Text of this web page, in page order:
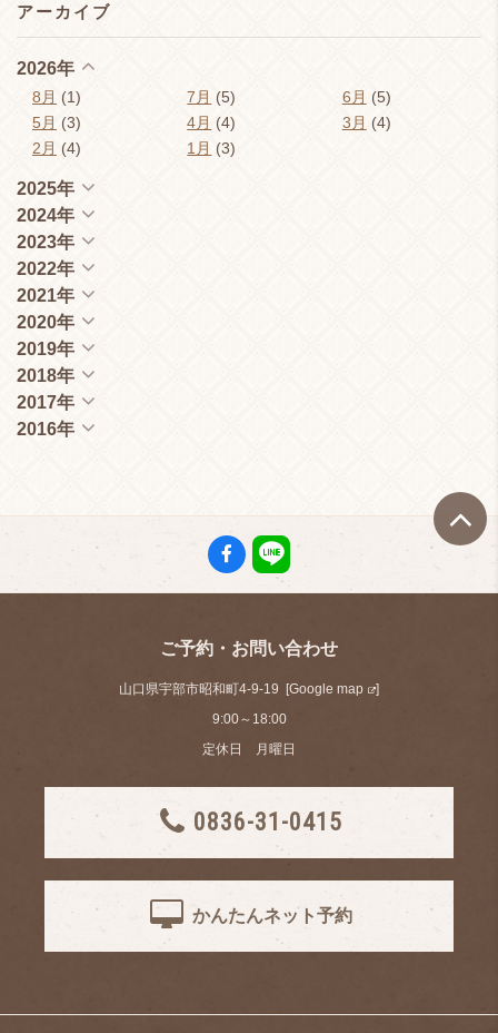
アーカイブ
2026年
8月 (1) 7月 (5) 6月 (5)
5月 (3) 4月 (4) 3月 (4)
2月 (4) 1月 (3)
2025年
2024年
2023年
2022年
2021年
2020年
2019年
2018年
2017年
2016年
ご予約・お問い合わせ
山口県宇部市昭和町4-9-19 [Google map
]
9:00～18:00
定休日 月曜日
0836-31-0415
かんたんネット予約